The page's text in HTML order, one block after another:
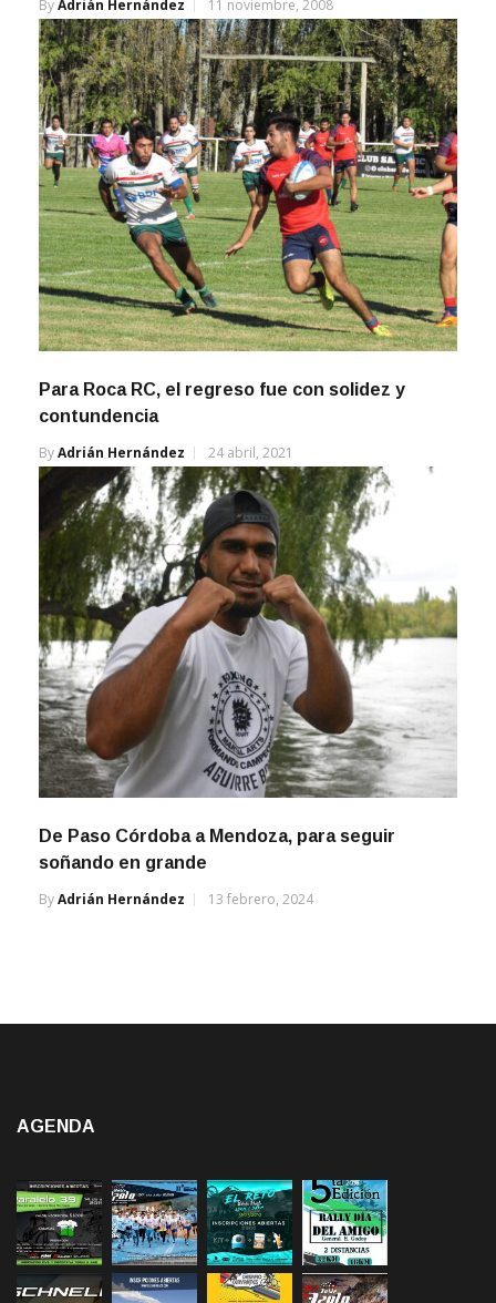
ByAdrián Hernández 11 noviembre, 2008
Para Roca RC, el regreso fue con solidez y
contundencia
ByAdrián Hernández 24 abril, 2021
De Paso Córdoba a Mendoza, para seguir
soñando en grande
ByAdrián Hernández 13 febrero, 2024
AGENDA